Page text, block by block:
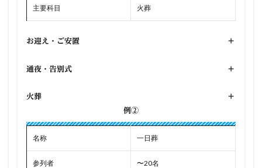
主要科目 火葬
お迎え・ご安置 +
通夜・告別式 +
火葬
+
例②
名称 一日葬
参列者 〜20名